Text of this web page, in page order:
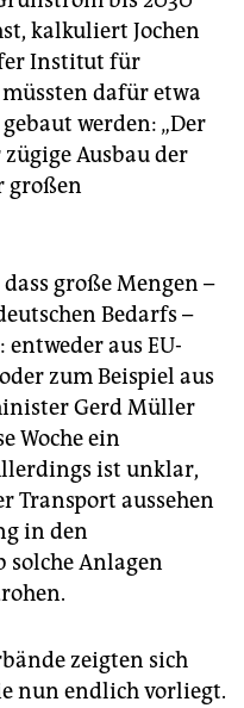
kalkuliert Jochen
Institut für
dafür etwa
werden: „Der
Ausbau der
großen
große Mengen –
Bedarfs –
aus EU-
zum Beispiel aus
Gerd Müller
Woche ein
ist unklar,
Transport aussehen
in den
Anlagen
zeigten sich
nun endlich vorliegt.